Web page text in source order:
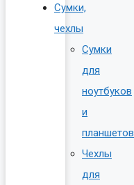
Сумки,
чехлы
Сумки
для
ноутбуков
и
планшетов
Чехлы
для